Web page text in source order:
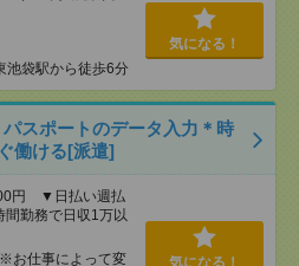
池袋駅から徒歩6分
気になる！
パスポートのデータ入力＊時
働ける[派遣]
円 ▼日払い週払
勤務で日収1万以
お仕事によって変 気になる！